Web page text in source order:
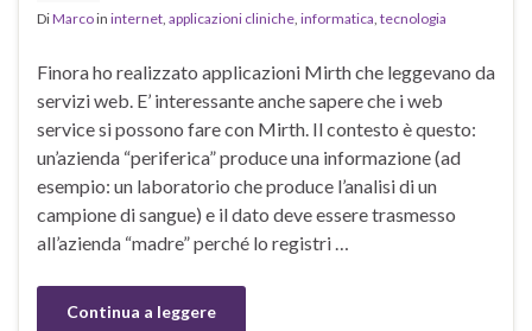
DiMarcoin internet applicazioni cliniche informatica tecnologia
Finora ho realizzato applicazioni Mirth che leggevano da
servizi web. E’ interessante anche sapere che i web
service si possono fare con Mirth. Il contesto è questo:
un’azienda “periferica” produce una informazione (ad
esempio: un laboratorio che produce l’analisi di un
campione di sangue) e il dato deve essere trasmesso
all’azienda “madre” perché lo registri …
Continua a leggere